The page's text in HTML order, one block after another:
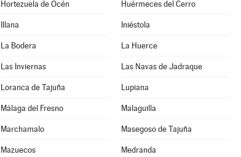
Hortezuela de Océn Huérmeces del Cerro
Illana Iniéstola
La Bodera La Huerce
Las Inviernas Las Navas de Jadraque
Loranca de Tajuña Lupiana
Málaga del Fresno Malaguilla
Marchamalo Masegoso de Tajuña
Mazuecos Medranda